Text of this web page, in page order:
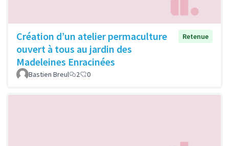
Création d’un atelier permaculture
ouvert à tous au jardin des
Madeleines Enracinées
Retenue
Bastien Breul 2 0